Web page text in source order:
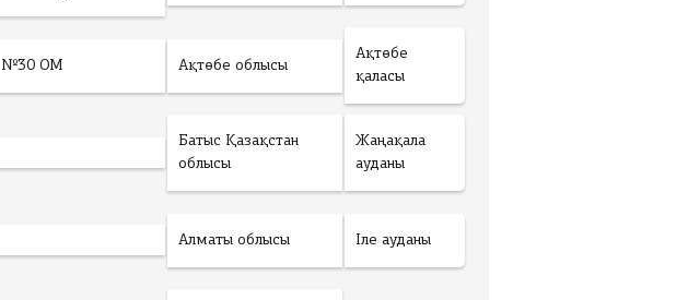
№30 ОМ Ақтөбе облысы
Ақтөбе
қаласы
Батыс Қазақстан
облысы
Жаңақала
ауданы
Алматы облысы Іле ауданы